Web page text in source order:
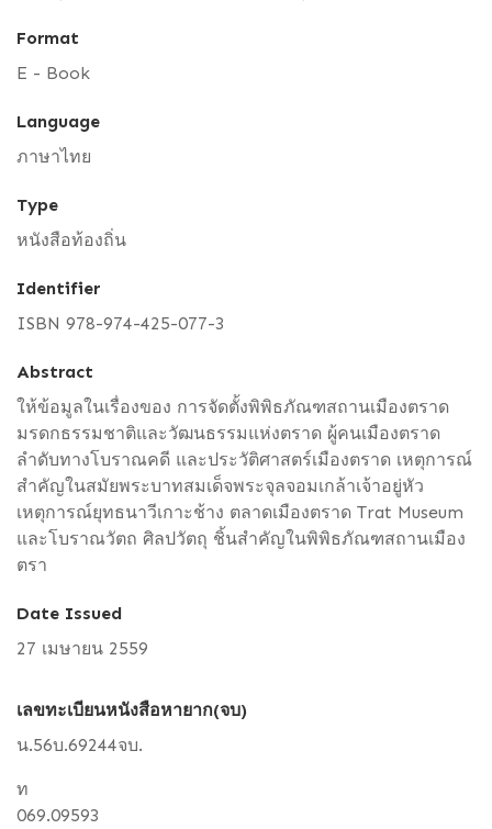
Format
E - Book
Language
ภาษาไทย
Type
หนังสือท้องถิ่น
Identifier
ISBN 978-974-425-077-3
Abstract
ให้ข้อมูลในเรื่องของ การจัดตั้งพิพิธภัณฑสถานเมืองตราด
มรดกธรรมชาติและวัฒนธรรมแห่งตราด ผู้คนเมืองตราด
ลำดับทางโบราณคดี และประวัติศาสตร์เมืองตราด เหตุการณ์
สำคัญในสมัยพระบาทสมเด็จพระจุลจอมเกล้าเจ้าอยู่หัว
เหตุการณ์ยุทธนาวีเกาะช้าง ตลาดเมืองตราด Trat Museum
และโบราณวัตถ ศิลปวัตถุ ชิ้นสำคัญในพิพิธภัณฑสถานเมือง
ตรา
Date Issued
27 เมษายน 2559
เลขทะเบียนหนังสือหายาก(จบ)
น.56บ.69244จบ.
ท
069.09593